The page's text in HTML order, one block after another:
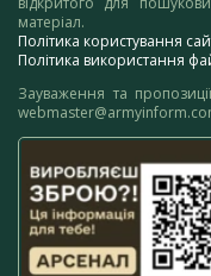
матеріал.
Політика користування
Політика використання
Зауваження та